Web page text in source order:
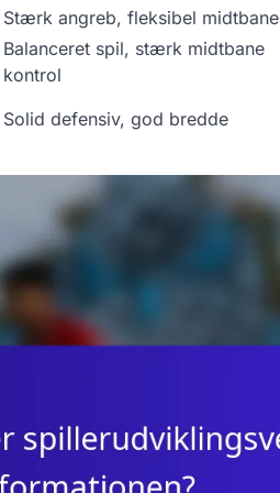
Stærk angreb, fleksibel midtbane
Balanceret spil, stærk midtbane
kontrol
Solid defensiv, god bredde